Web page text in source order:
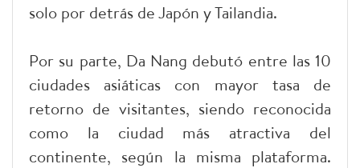
solo por detrás de Japón y Tailandia.
Por su parte, Da Nang debutó entre las 10
ciudades asiáticas con mayor tasa de
retorno de visitantes, siendo reconocida
como la ciudad más atractiva del
continente, según la misma plataforma.